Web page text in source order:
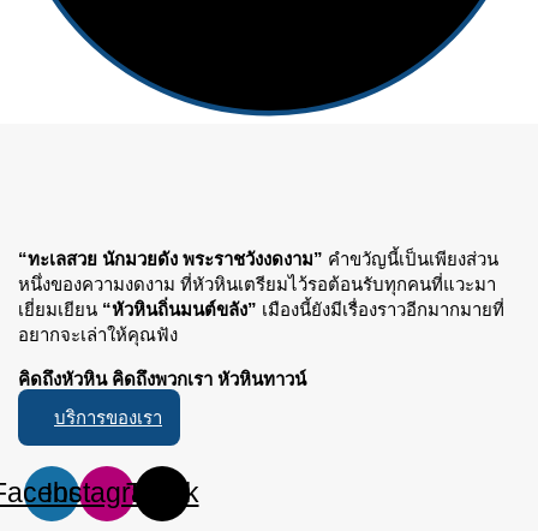
“ทะเลสวย นักมวยดัง พระราชวังงดงาม” คำขวัญนี้เป็นเพียงส่วน
หนึ่งของความงดงาม ที่หัวหินเตรียมไว้รอต้อนรับทุกคนที่แวะมา
เยี่ยมเยียน “หัวหินถิ่นมนต์ขลัง” เมืองนี้ยังมีเรื่องราวอีกมากมายที่
อยากจะเล่าให้คุณฟัง
คิดถึงหัวหิน คิดถึงพวกเรา หัวหินทาวน์
บริการของเรา
InstagramTiktok